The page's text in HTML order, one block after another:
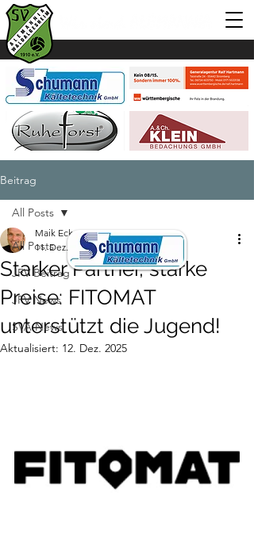
Beitrag
All Posts
JFV Beitrag
JFV News
SVA News
All Posts
Starker Partner, starke
Preise: FITOMAT
unterstützt die Jugend!
Maik Eckes
11. Dez. 2025 1 Min. Lesezeit
Aktualisiert: 12. Dez. 2025